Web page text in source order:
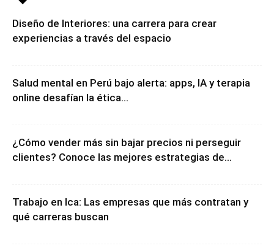
Diseño de Interiores: una carrera para crear
experiencias a través del espacio
Salud mental en Perú bajo alerta: apps, IA y terapia
online desafían la ética...
¿Cómo vender más sin bajar precios ni perseguir
clientes? Conoce las mejores estrategias de...
Trabajo en Ica: Las empresas que más contratan y
qué carreras buscan